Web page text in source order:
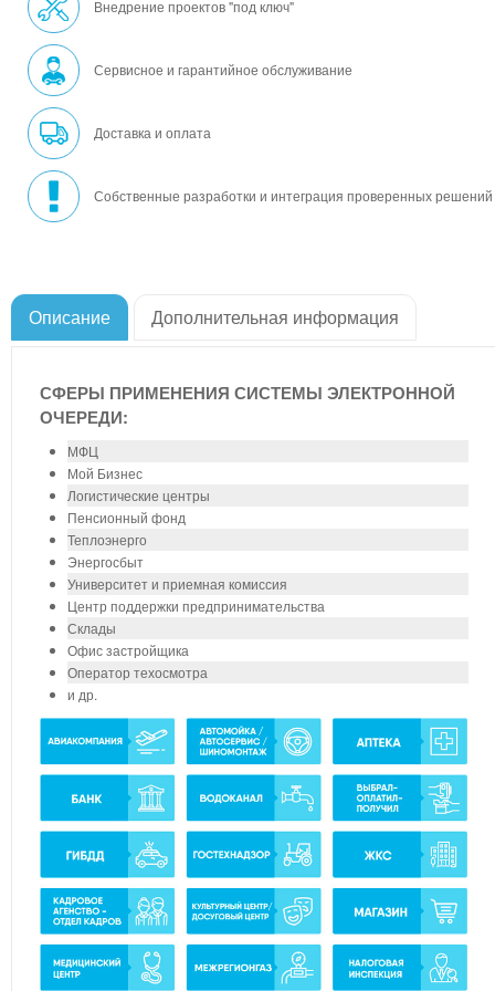
Внедрение проектов "под ключ"
Сервисное и гарантийное обслуживание
Доставка и оплата
Собственные разработки и интеграция проверенных решений
Описание Дополнительная информация
СФЕРЫ ПРИМЕНЕНИЯ СИСТЕМЫ ЭЛЕКТРОННОЙ
ОЧЕРЕДИ:
МФЦ
Мой Бизнес
Логистические центры
Пенсионный фонд
Теплоэнерго
Энергосбыт
Университет и приемная комиссия
Центр поддержки предпринимательства
Склады
Офис застройщика
Оператор техосмотра
и др.